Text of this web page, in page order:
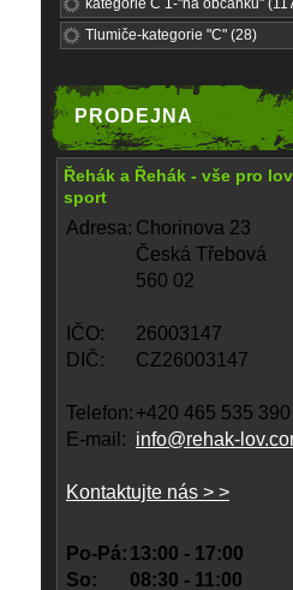
kategorie C 1-"na občanku"
Tlumiče-kategorie "C" (28)
PRODEJNA
Řehák a Řehák - vše pro
sport
Adresa: Chorinova 23
Česká Třebová
560 02
IČO:
26003147
DIČ:
CZ26003147
Telefon: +420 465 535 390
E-mail: info@rehak-
Kontaktujte nás > >
Po-Pá: 13:00 - 17:00
So:
08:30 - 11:00